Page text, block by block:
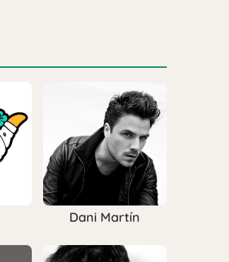
Dani Martín